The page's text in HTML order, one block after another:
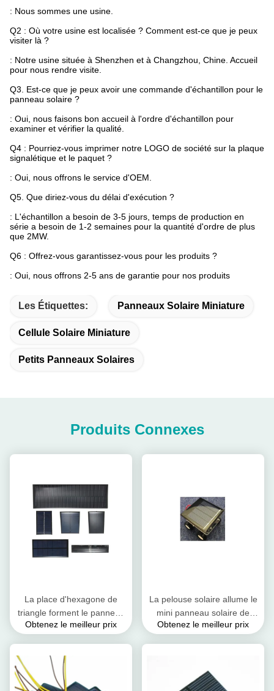
: Nous sommes une usine.
Q2 : Où votre usine est localisée ? Comment est-ce que je peux
visiter là ?
: Notre usine située à Shenzhen et à Changzhou, Chine. Accueil
pour nous rendre visite.
Q3. Est-ce que je peux avoir une commande d'échantillon pour le
panneau solaire ?
: Oui, nous faisons bon accueil à l'ordre d'échantillon pour
examiner et vérifier la qualité.
Q4 : Pourriez-vous imprimer notre LOGO de société sur la plaque
signalétique et le paquet ?
: Oui, nous offrons le service d'OEM.
Q5. Que diriez-vous du délai d'exécution ?
: L'échantillon a besoin de 3-5 jours, temps de production en
série a besoin de 1-2 semaines pour la quantité d'ordre de plus
que 2MW.
Q6 : Offrez-vous garantissez-vous pour les produits ?
: Oui, nous offrons 2-5 ans de garantie pour nos produits
Les Étiquettes: Panneaux Solaire Miniature
Cellule Solaire Miniature
Petits Panneaux Solaires
Produits Connexes
La place d'hexagone de
triangle forment le panneau
solaire 1w 3w 5w de résine
Obtenez le meilleur prix
La pelouse solaire allume le
mini panneau solaire de
résine époxyde avec le taux
Obtenez le meilleur prix